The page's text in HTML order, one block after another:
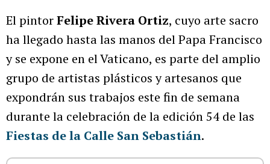
El pintorFelipe Rivera Ortiz, cuyo arte sacro
ha llegado hasta las manos del Papa Francisco
y se expone en el Vaticano, es parte del amplio
grupo de artistas plásticos y artesanos que
expondrán sus trabajos este fin de semana
durante la celebración de la edición 54 de las
Fiestas de la Calle San Sebastián.